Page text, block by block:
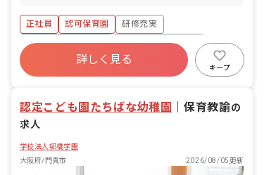
では、ケア21の「日本のヘルスケア産業
のリーダー企業を目指す」という経営理
念の下、他園にはないような食育活動に
力を入れて取り組んでおり、魚の解体シ
ョーや、絵本を題材にしたクッキング、
おります。また、外部の保護者へ向けた
成やアレルギー対応等、すべてマニュア
ル化されており、安心・安全な給食提供
を行っています。子どもと直接触れ合う
正社員 認可保育園
研修充実
ボーナス・賞与あり
年間休日120日以上
社会保険完備
有給
福利厚生充実
詳しく見る
キープ
認定こども園たちばな幼稚園 保育教諭の
求人
学校法人邨橋学園
大阪府/門真市
2026/08/05更新